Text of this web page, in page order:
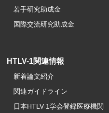
若手研究助成金
国際交流研究助成金
HTLV-1関連情報
新着論文紹介
関連ガイドライン
日本HTLV-1学会登録医療機関